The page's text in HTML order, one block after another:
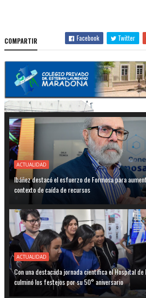
COMPARTIR Facebook Twitter
ACTUALIDAD
Ibáñez destacó el esfuerzo de Formosa para
contexto de caída de recursos
ACTUALIDAD
Con una destacada jornada científica el Hospital de
culminó los festejos por su 50° aniversario